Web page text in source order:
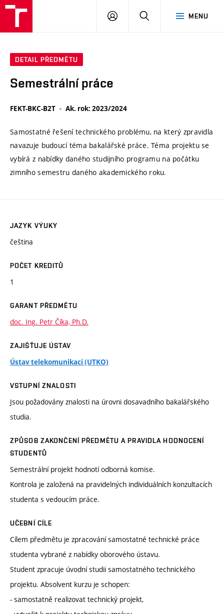
MENU
PŘIHLÁSIT
DETAIL PŘEDMĚTU
Semestrální práce
FEKT-BKC-B2T Ak. rok: 2023/2024
Samostatné řešení technického problému, na který zpravidla
navazuje budoucí téma bakalářské práce. Téma projektu se
vybírá z nabídky daného studijního programu na počátku
zimního semestru daného akademického roku.
JAZYK VÝUKY
čeština
POČET KREDITŮ
1
GARANT PŘEDMĚTU
doc. Ing. Petr Číka, Ph.D.
ZAJIŠŤUJE ÚSTAV
Ústav telekomunikací (UTKO)
VSTUPNÍ ZNALOSTI
Jsou požadovány znalosti na úrovni dosavadního bakalářského
studia.
ZPŮSOB ZAKONČENÍ PŘEDMĚTU A PRAVIDLA HODNOCENÍ
STUDENTŮ
Semestrální projekt hodnotí odborná komise.
Kontrola je založená na pravidelných individuálních konzultacích
studenta s vedoucím práce.
UČEBNÍ CÍLE
Cílem předmětu je zpracování samostatné technické práce
studenta vybrané z nabídky oborového ústavu.
Student zpracuje úvodní studii samostatného technického
projektu. Absolvent kurzu je schopen:
- samostatně realizovat technický projekt,